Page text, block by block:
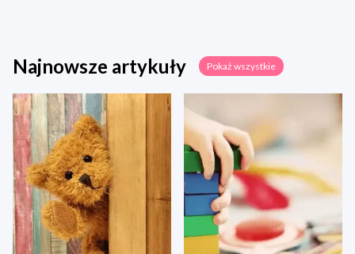
Najnowsze artykuły Pokaż wszystkie